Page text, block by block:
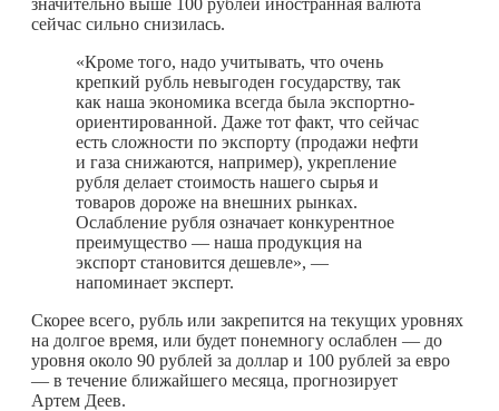
сейчас сильно снизилась.
«Кроме того, надо учитывать, что очень
крепкий рубль невыгоден государству, так
как наша экономика всегда была экспортно-
ориентированной. Даже тот факт, что сейчас
есть сложности по экспорту (продажи нефти
и газа снижаются, например), укрепление
рубля делает стоимость нашего сырья и
товаров дороже на внешних рынках.
Ослабление рубля означает конкурентное
преимущество — наша продукция на
экспорт становится дешевле», —
напоминает эксперт.
Скорее всего, рубль или закрепится на текущих уровнях
на долгое время, или будет понемногу ослаблен — до
уровня около 90 рублей за доллар и 100 рублей за евро
— в течение ближайшего месяца, прогнозирует
Артем Деев.